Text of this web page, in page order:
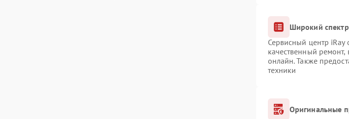
Широкий спектр
Сервисный центр iRay
качественный ремонт,
онлайн. Также
техники
Оригинальные